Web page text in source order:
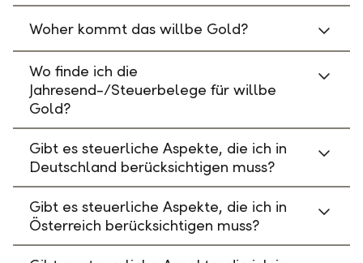
Woher kommt das willbe Gold?
Wo finde ich die
Jahresend-/Steuerbelege für willbe
Gold?
Gibt es steuerliche Aspekte, die ich in
Deutschland berücksichtigen muss?
Gibt es steuerliche Aspekte, die ich in
Österreich berücksichtigen muss?